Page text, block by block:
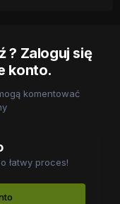
? Zaloguj się
konto.
komentować
łatwy proces!